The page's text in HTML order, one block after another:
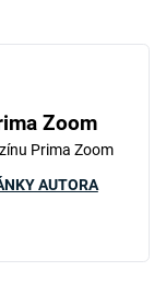
Zoom
Prima Zoom
AUTORA